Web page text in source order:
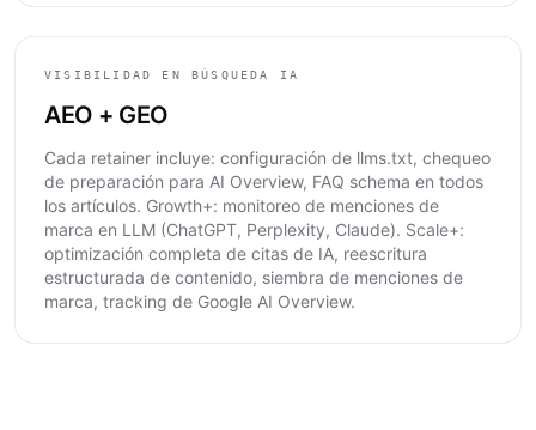
VISIBILIDAD EN BÚSQUEDA IA
AEO + GEO
Cada retainer incluye: configuración de llms.txt, chequeo
de preparación para AI Overview, FAQ schema en todos
los artículos. Growth+: monitoreo de menciones de
marca en LLM (ChatGPT, Perplexity, Claude). Scale+:
optimización completa de citas de IA, reescritura
estructurada de contenido, siembra de menciones de
marca, tracking de Google AI Overview.